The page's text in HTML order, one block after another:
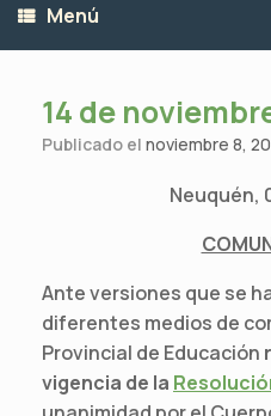
Menú
14 de
Publicado el noviembre 8,
Neuquén,
Ante versiones que se
diferentes medios de
Provincial de Educación
vigencia de la